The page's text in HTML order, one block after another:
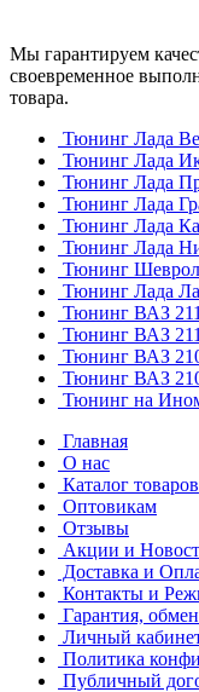
Мы гарантируем
своевременное
товара.
Тюнинг Лада
Тюнинг Лада
Тюнинг Лада
Тюнинг Лада
Тюнинг Лада
Тюнинг Лада
Тюнинг
Тюнинг Лада
Тюнинг ВАЗ
Тюнинг ВАЗ
Тюнинг ВАЗ
Тюнинг ВАЗ
Тюнинг на
Главная
О нас
Каталог товаров
Оптовикам
Отзывы
Акции и
Доставка и
Контакты и
Гарантия,
Личный
Политика
Публичный